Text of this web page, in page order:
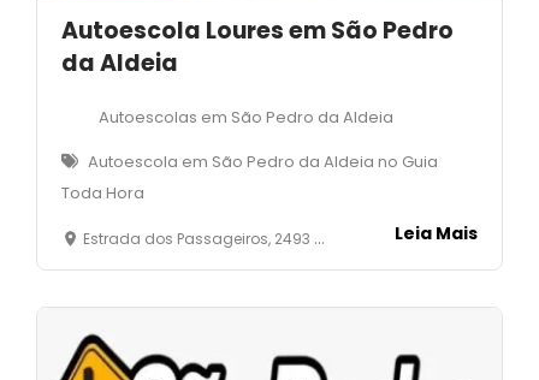
Autoescola Loures em São Pedro
da Aldeia
Autoescolas em São Pedro da Aldeia
Autoescola em São Pedro da Aldeia no Guia
Toda Hora
Estrada dos Passageiros, 2493 - São João - São Pedro da Aldeia - RJ Leia Mais